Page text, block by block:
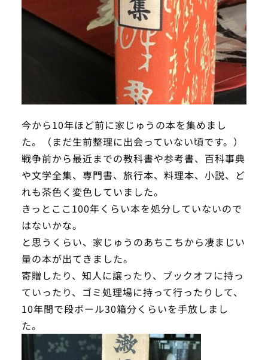
今から10年ほど前に家じゅうの本を集めまし
た。（まだ生前整理に出会っていない頃です。）
戦争前から最近までの教科書や参考書、百科事典
や文学全集、専門書、旅行本、料理本、小説、ど
れも茶色く変色していました。
きっとここ100年くらい本を処分していないので
はないかな。
と思うくらい、家じゅうのあちこちから凄まじい
量の本が出てきました。
寄贈したり、知人に譲ったり、ブックオフに持っ
ていったり、ゴミ処理場に持って行ったりして、
10年間で段ボール30箱分くらいを手放しまし
た。